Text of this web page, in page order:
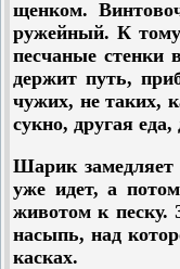
щенком.
ружейный. К
песчаные стенки
держит путь,
чужих, не таких,
сукно, другая
Шарик замедляет
уже идет, а
животом к песку.
насыпь, над
касках.